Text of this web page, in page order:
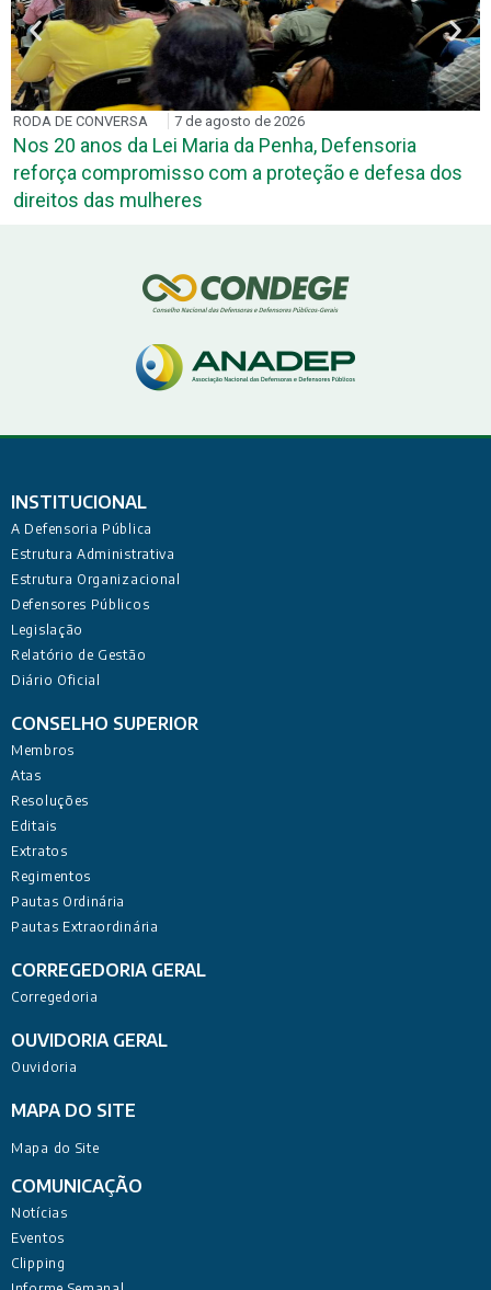
RODA DE CONVERSA 7 de agosto de 2026
Nos 20 anos da Lei Maria da Penha, Defensoria
reforça compromisso com a proteção e defesa dos
direitos das mulheres
INSTITUCIONAL
A Defensoria Pública
Estrutura Administrativa
Estrutura Organizacional
Defensores Públicos
Legislação
Relatório de Gestão
Diário Oficial
CONSELHO SUPERIOR
Membros
Atas
Resoluções
Editais
Extratos
Regimentos
Pautas Ordinária
Pautas Extraordinária
CORREGEDORIA GERAL
Corregedoria
OUVIDORIA GERAL
Ouvidoria
MAPA DO SITE
Mapa do Site
COMUNICAÇÃO
Notícias
Eventos
Clipping